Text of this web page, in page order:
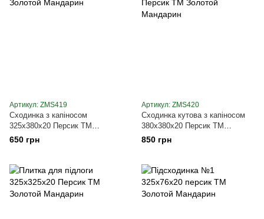
Артикул: ZMS419
Сходинка з капіносом
325х380х20 Персик ТМ
Золотой Мандарин
650 грн
Артикул: ZMS420
Сходинка кутова з капіносом
380х380х20 Персик ТМ
Золотой Мандарин
850 грн